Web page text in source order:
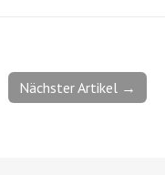
Nächster Artikel →